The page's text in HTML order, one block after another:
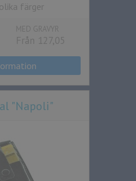
färger
MED GRAVYR
Från 127,05
"Napoli"